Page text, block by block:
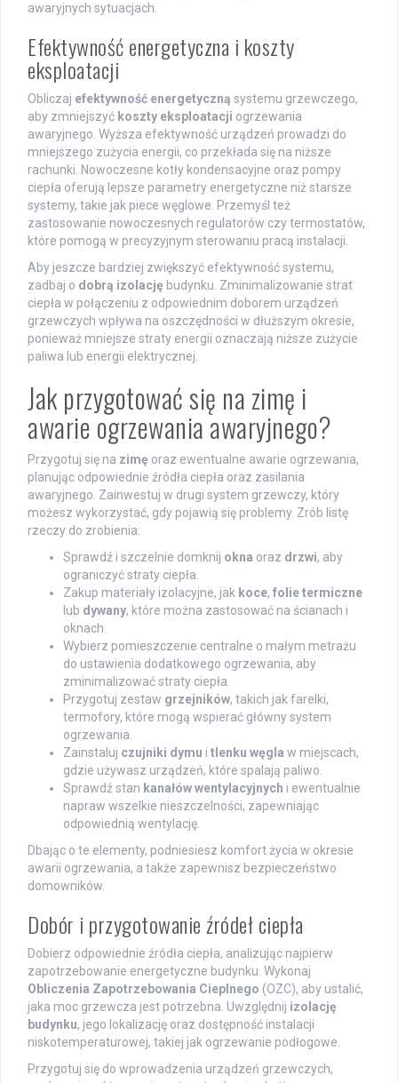
awaryjnych sytuacjach.
Efektywność energetyczna i koszty
eksploatacji
Obliczaj efektywność energetyczną systemu grzewczego,
aby zmniejszyć koszty eksploatacji ogrzewania
awaryjnego. Wyższa efektywność urządzeń prowadzi do
mniejszego zużycia energii, co przekłada się na niższe
rachunki. Nowoczesne kotły kondensacyjne oraz pompy
ciepła oferują lepsze parametry energetyczne niż starsze
systemy, takie jak piece węglowe. Przemyśl też
zastosowanie nowoczesnych regulatorów czy termostatów,
które pomogą w precyzyjnym sterowaniu pracą instalacji.
Aby jeszcze bardziej zwiększyć efektywność systemu,
zadbaj o dobrą izolację budynku. Zminimalizowanie strat
ciepła w połączeniu z odpowiednim doborem urządzeń
grzewczych wpływa na oszczędności w dłuższym okresie,
ponieważ mniejsze straty energii oznaczają niższe zużycie
paliwa lub energii elektrycznej.
Jak przygotować się na zimę i
awarie ogrzewania awaryjnego?
Przygotuj się na zimę oraz ewentualne awarie ogrzewania,
planując odpowiednie źródła ciepła oraz zasilania
awaryjnego. Zainwestuj w drugi system grzewczy, który
możesz wykorzystać, gdy pojawią się problemy. Zrób listę
rzeczy do zrobienia:
Sprawdź i szczelnie domknij okna oraz drzwi, aby
ograniczyć straty ciepła.
Zakup materiały izolacyjne, jak koce, folie termiczne
lub dywany, które można zastosować na ścianach i
oknach.
Wybierz pomieszczenie centralne o małym metrażu
do ustawienia dodatkowego ogrzewania, aby
zminimalizować straty ciepła.
Przygotuj zestaw grzejników, takich jak farelki,
termofory, które mogą wspierać główny system
ogrzewania.
Zainstaluj czujniki dymu i tlenku węgla w miejscach,
gdzie używasz urządzeń, które spalają paliwo.
Sprawdź stan kanałów wentylacyjnych i ewentualnie
napraw wszelkie nieszczelności, zapewniając
odpowiednią wentylację.
Dbając o te elementy, podniesiesz komfort życia w okresie
awarii ogrzewania, a także zapewnisz bezpieczeństwo
domowników.
Dobór i przygotowanie źródeł ciepła
Dobierz odpowiednie źródła ciepła, analizując najpierw
zapotrzebowanie energetyczne budynku. Wykonaj
Obliczenia Zapotrzebowania Cieplnego (OZC), aby ustalić,
jaka moc grzewcza jest potrzebna. Uwzględnij izolację
budynku, jego lokalizację oraz dostępność instalacji
niskotemperaturowej, takiej jak ogrzewanie podłogowe.
Przygotuj się do wprowadzenia urządzeń grzewczych,